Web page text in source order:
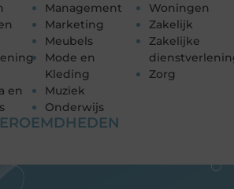
en
Management
Marketing
Meubels
Mode en
Kleding
Muziek
Onderwijs
Woningen
Zakelijk
Zakelijke
Zorg